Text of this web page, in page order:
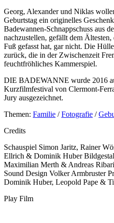
Georg, Alexander und Niklas
Geburtstag ein originelles
Badewannen-Schnappschuss aus
nachzustellen, gefällt dem
Fuß gefasst hat, gar nicht. Die
zurück, die in der Zwischenzeit
feuchtfröhliches Kammerspiel.
DIE BADEWANNE wurde 2016
Kurzfilmfestival von Clermont-
Jury ausgezeichnet.
Themen: Familie /Fotografie /
Credits
Schauspiel Simon Jaritz, Rainer
Ellrich & Dominik Huber
Maximilian Merth & Andreas
Sound Design Volker Armbruster
Dominik Huber, Leopold Pape &
Play Film